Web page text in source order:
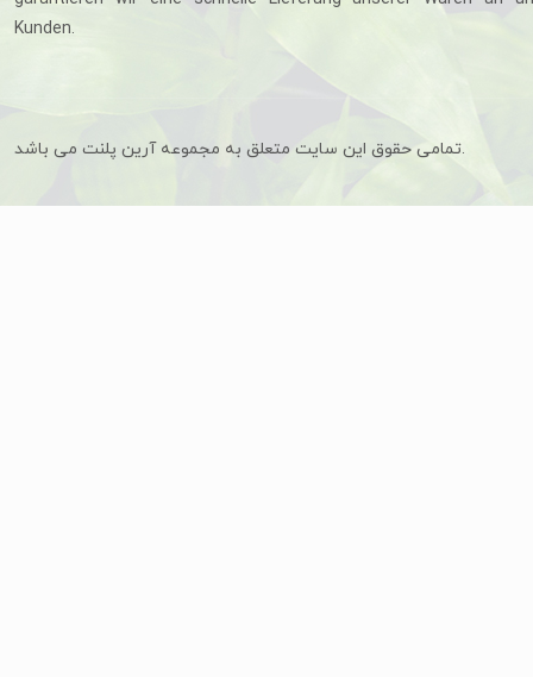
Kunden.
تمامی حقوق این سایت متعلق به مجموعه آرین پلنت می باشد.